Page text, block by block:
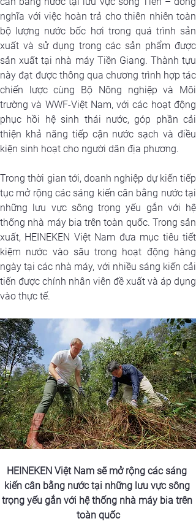
nghĩa với việc hoàn trả cho thiên nhiên toàn
bộ lượng nước bốc hơi trong quá trình sản
xuất và sử dụng trong các sản phẩm được
sản xuất tại nhà máy Tiền Giang. Thành tựu
này đạt được thông qua chương trình hợp tác
chiến lược cùng Bộ Nông nghiệp và Môi
trường và WWF-Việt Nam, với các hoạt động
phục hồi hệ sinh thái nước, góp phần cải
thiện khả năng tiếp cận nước sạch và điều
kiện sinh hoạt cho người dân địa phương.
Trong thời gian tới, doanh nghiệp dự kiến tiếp
tục mở rộng các sáng kiến cân bằng nước tại
những lưu vực sông trọng yếu gắn với hệ
thống nhà máy bia trên toàn quốc. Trong sản
xuất, HEINEKEN Việt Nam đưa mục tiêu tiết
kiệm nước vào sâu trong hoạt động hàng
ngày tại các nhà máy, với nhiều sáng kiến cải
tiến được chính nhân viên đề xuất và áp dụng
vào thực tế.
HEINEKEN Việt Nam sẽ mở rộng các sáng
kiến cân bằng nước tại những lưu vực sông
trọng yếu gắn với hệ thống nhà máy bia trên
toàn quốc